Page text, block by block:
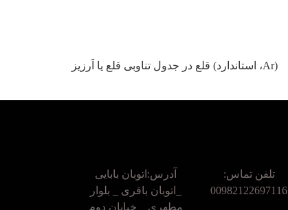
سنگ قلع قلع، ۵۰Sn ظاهر : نقره‌ای (چپ، بتا) یا خاکستری (راست، آلفا) جرم اتمی استاندارد : ۱۱۸٫۷۱۰(۷) (Ar، استاندارد) قلع در جدول تناوبی قلع یا اَرزیز
تلفن تماس:
00982122697116
آدرس:اتوبان بابایی
_اتوبان باقری _ بلوار
مطهری _ خیابان دوم